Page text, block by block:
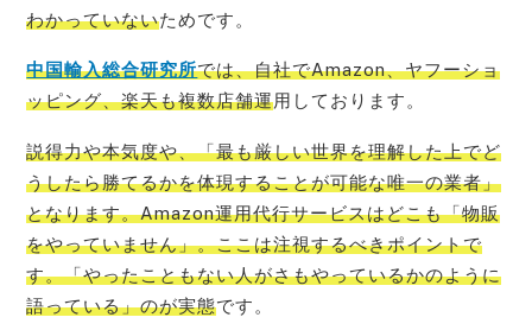
わかっていないためです。
中国輸入総合研究所では、自社でAmazon、ヤフーショ
ッピング、楽天も複数店舗運用しております。
説得力や本気度や、「最も厳しい世界を理解した上でど
うしたら勝てるかを体現することが可能な唯一の業者」
となります。Amazon運用代行サービスはどこも「物販
をやっていません」。ここは注視するべきポイントで
す。「やったこともない人がさもやっているかのように
語っている」のが実態です。